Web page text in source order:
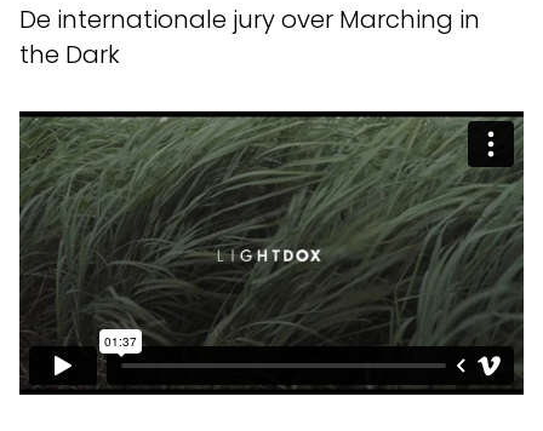
De internationale jury over Marching in
the Dark